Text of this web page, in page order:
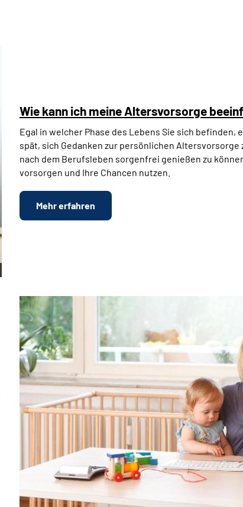
Wie kann ich meine Altersvorsorge
Egal in welcher Phase des Lebens Sie sich befinden,
spät, sich Gedanken zur persönlichen Altersvorsorge
nach dem Berufsleben sorgenfrei genießen zu
vorsorgen und Ihre Chancen nutzen.
Mehr erfahren